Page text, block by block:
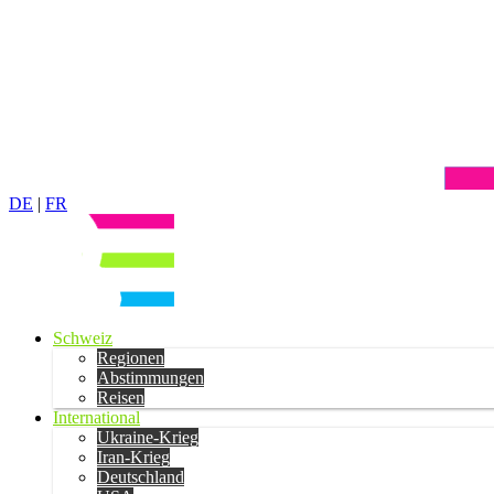
DE | FR
Schweiz
Regionen
Abstimmungen
Reisen
International
Ukraine-Krieg
Iran-Krieg
Deutschland